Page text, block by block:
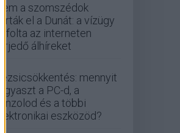
Nem a szomszédok
zárták el a Dunát: a vízügy
cáfolta az interneten
terjedő álhíreket
Rezsicsökkentés: mennyit
fogyaszt a PC-d, a
konzolod és a többi
elektronikai eszközöd?